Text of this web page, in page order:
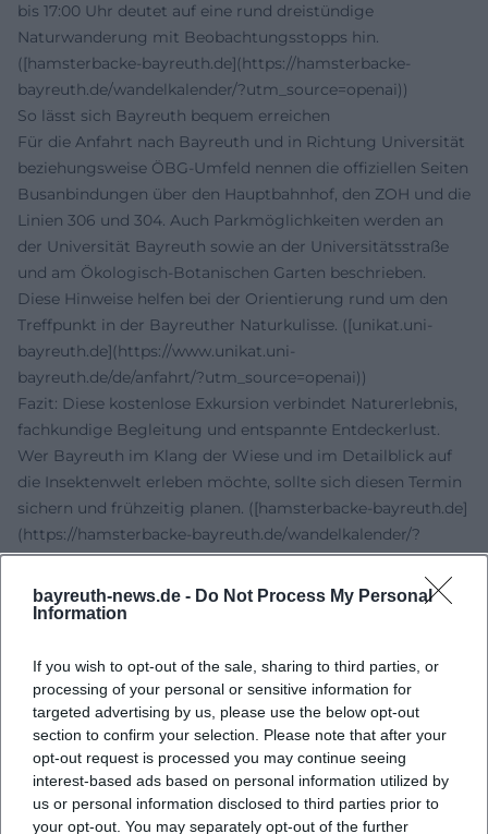
bayreuth-news.de - Do Not Process My Personal
Information
If you wish to opt-out of the sale, sharing to third parties, or
processing of your personal or sensitive information for
targeted advertising by us, please use the below opt-out
section to confirm your selection. Please note that after your
opt-out request is processed you may continue seeing
interest-based ads based on personal information utilized by
us or personal information disclosed to third parties prior to
your opt-out. You may separately opt-out of the further
bis 17:00 Uhr deutet auf eine rund dreistündige
Naturwanderung mit Beobachtungsstopps hin.
([hamsterbacke-bayreuth.de](https://hamsterbacke-
bayreuth.de/wandelkalender/?utm_source=openai))
So lässt sich Bayreuth bequem erreichen
Für die Anfahrt nach Bayreuth und in Richtung Universität
beziehungsweise ÖBG-Umfeld nennen die offiziellen Seiten
Busanbindungen über den Hauptbahnhof, den ZOH und die
Linien 306 und 304. Auch Parkmöglichkeiten werden an
der Universität Bayreuth sowie an der Universitätsstraße
und am Ökologisch-Botanischen Garten beschrieben.
Diese Hinweise helfen bei der Orientierung rund um den
Treffpunkt in der Bayreuther Naturkulisse. ([unikat.uni-
bayreuth.de](https://www.unikat.uni-
bayreuth.de/de/anfahrt/?utm_source=openai))
Fazit: Diese kostenlose Exkursion verbindet Naturerlebnis,
fachkundige Begleitung und entspannte Entdeckerlust.
Wer Bayreuth im Klang der Wiese und im Detailblick auf
die Insektenwelt erleben möchte, sollte sich diesen Termin
sichern und frühzeitig planen. ([hamsterbacke-bayreuth.de]
(https://hamsterbacke-bayreuth.de/wandelkalender/?
utm_source=openai))
Offizielle Kanäle von Hamsterbacke e. V.:
Instagram: kein offizielles Profil gefunden
YouTube: kein offizielles Profil gefunden
TikTok: kein offizielles Profil gefunden
Quellen:
Hamsterbacke e. V. - Wandelkalender
Hamsterbacke e. V. - Offizielle Vereinsseite
Universität Bayreuth - Anfahrt
Universität Bayreuth - Paläobotanische Sammlung